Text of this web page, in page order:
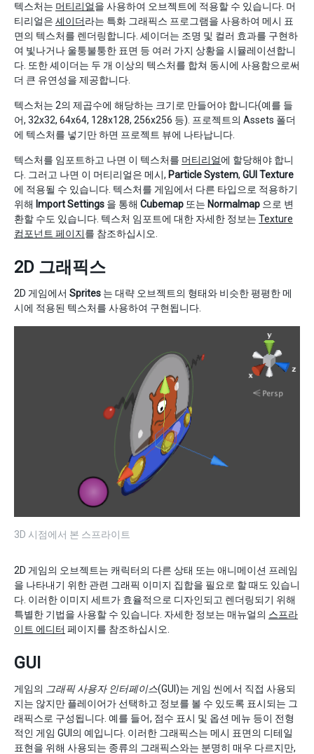
텍스처는 머티리얼을 사용하여 오브젝트에 적용할 수 있습니다. 머
티리얼은 셰이더라는 특화 그래픽스 프로그램을 사용하여 메시 표
면의 텍스처를 렌더링합니다. 셰이더는 조명 및 컬러 효과를 구현하
여 빛나거나 울퉁불퉁한 표면 등 여러 가지 상황을 시뮬레이션합니
다. 또한 셰이더는 두 개 이상의 텍스처를 합쳐 동시에 사용함으로써
더 큰 유연성을 제공합니다.
텍스처는 2의 제곱수에 해당하는 크기로 만들어야 합니다(예를 들
어, 32x32, 64x64, 128x128, 256x256 등). 프로젝트의 Assets 폴더
에 텍스처를 넣기만 하면 프로젝트 뷰에 나타납니다.
텍스처를 임포트하고 나면 이 텍스처를 머티리얼에 할당해야 합니
다. 그러고 나면 이 머티리얼은 메시, Particle System, GUI Texture
에 적용될 수 있습니다. 텍스처를 게임에서 다른 타입으로 적용하기
위해 Import Settings 을 통해 Cubemap 또는 Normalmap 으로 변
환할 수도 있습니다. 텍스처 임포트에 대한 자세한 정보는 Texture
컴포넌트 페이지를 참조하십시오.
2D 그래픽스
2D 게임에서 Sprites 는 대략 오브젝트의 형태와 비슷한 평평한 메
시에 적용된 텍스처를 사용하여 구현됩니다.
3D 시점에서 본 스프라이트
2D 게임의 오브젝트는 캐릭터의 다른 상태 또는 애니메이션 프레임
을 나타내기 위한 관련 그래픽 이미지 집합을 필요로 할 때도 있습니
다. 이러한 이미지 세트가 효율적으로 디자인되고 렌더링되기 위해
특별한 기법을 사용할 수 있습니다. 자세한 정보는 매뉴얼의 스프라
이트 에디터 페이지를 참조하십시오.
GUI
게임의 그래픽 사용자 인터페이스(GUI)는 게임 씬에서 직접 사용되
지는 않지만 플레이어가 선택하고 정보를 볼 수 있도록 표시되는 그
래픽스로 구성됩니다. 예를 들어, 점수 표시 및 옵션 메뉴 등이 전형
적인 게임 GUI의 예입니다. 이러한 그래픽스는 메시 표면의 디테일
표현을 위해 사용되는 종류의 그래픽스와는 분명히 매우 다르지만,